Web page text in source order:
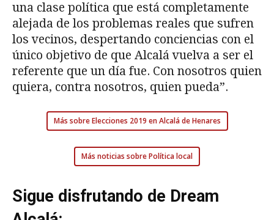
una clase política que está completamente
alejada de los problemas reales que sufren
los vecinos, despertando conciencias con el
único objetivo de que Alcalá vuelva a ser el
referente que un día fue. Con nosotros quien
quiera, contra nosotros, quien pueda”.
Más sobre Elecciones 2019 en Alcalá de Henares
Más noticias sobre Política local
Sigue disfrutando de Dream